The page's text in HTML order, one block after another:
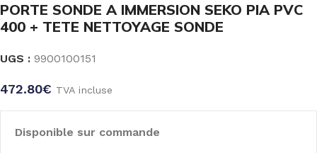
PORTE SONDE A IMMERSION SEKO PIA PVC
400 + TETE NETTOYAGE SONDE
UGS : 9900100151
472.80€ TVA incluse
Disponible sur commande